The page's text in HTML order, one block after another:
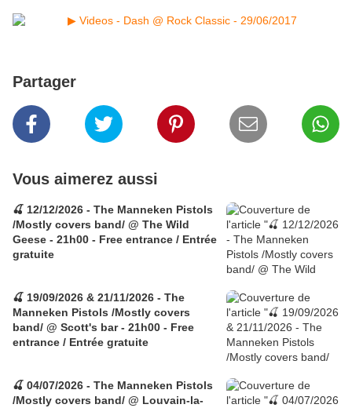
Partager
Vous aimerez aussi
🍒 12/12/2026 - The Manneken Pistols
/Mostly covers band/ @ The Wild
Geese - 21h00 - Free entrance / Entrée
gratuite
🍒 19/09/2026 & 21/11/2026 - The
Manneken Pistols /Mostly covers
band/ @ Scott's bar - 21h00 - Free
entrance / Entrée gratuite
🍒 04/07/2026 - The Manneken Pistols
/Mostly covers band/ @ Louvain-la-